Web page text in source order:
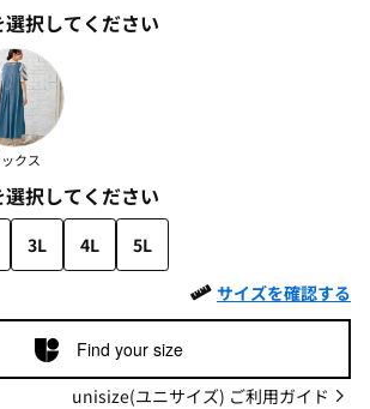
択してください
クス
択してください
3L 4L
5L
サイズを確認する
Find your size
unisize(ユニサイズ) ご利用ガイド